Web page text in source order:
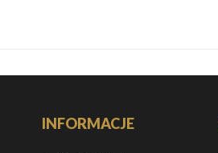
INFORMACJE